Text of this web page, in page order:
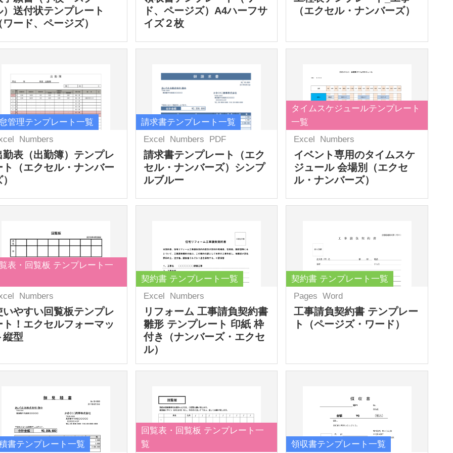
）送付状テンプレート
ワード、ページズ）
ド、ページズ）A4ハーフサ
イズ２枚
（エクセル・ナンバーズ）
管理テンプレート一覧
Numbers
勤表（出勤簿）テンプレ
ト（エクセル・ナンバー
請求書テンプレート一覧
Excel
Numbers PDF
請求書テンプレート（エク
セル・ナンバーズ）シンプ
ルブルー
タイムスケジュールテンプレート
一覧
Excel
Numbers
イベント専用のタイムスケ
ジュール 会場別（エクセ
ル・ナンバーズ）
表・回覧板 テンプレート一
Numbers
いやすい回覧板テンプレ
ト！エクセルフォーマッ
縦型
契約書 テンプレート一覧
Excel
Numbers
リフォーム 工事請負契約書
雛形 テンプレート 印紙 枠
付き（ナンバーズ・エクセ
ル）
契約書 テンプレート一覧
Pages Word
工事請負契約書 テンプレー
ト（ページズ・ワード）
書テンプレート一覧
回覧表・回覧板 テンプレート一
覧
領収書テンプレート一覧